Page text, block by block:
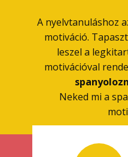
A nyelvtanuláshoz
motiváció.
leszel a
motivációval
Neked mi a